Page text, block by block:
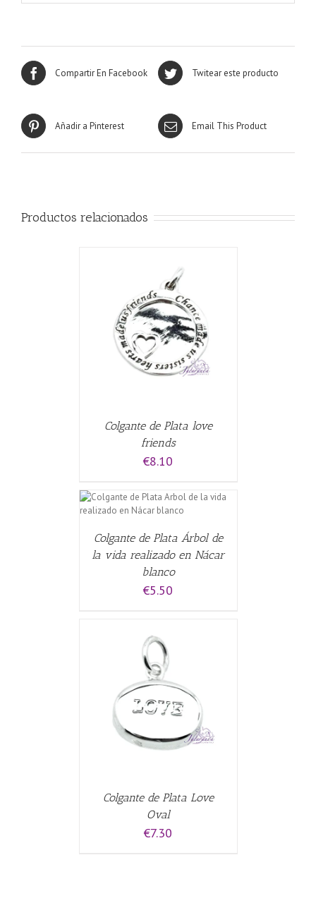
Compartir En Facebook Twitear este producto
Añadir a Pinterest Email This Product
Productos relacionados
Colgante de Plata love
friends
€8.10
Colgante de Plata Árbol de
la vida realizado en Nácar
blanco
€5.50
Colgante de Plata Love
Oval
€7.30